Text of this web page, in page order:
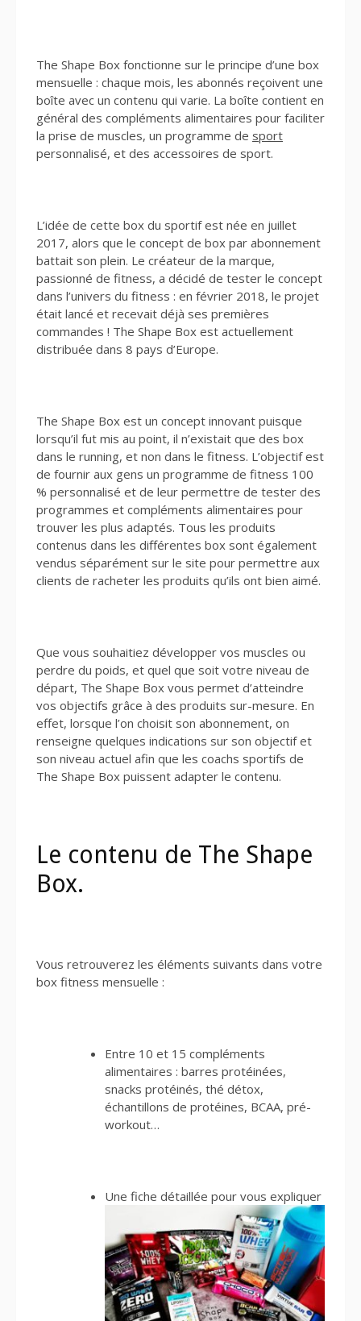
The Shape Box fonctionne sur le principe d’une box
mensuelle : chaque mois, les abonnés reçoivent une
boîte avec un contenu qui varie. La boîte contient en
général des compléments alimentaires pour faciliter
la prise de muscles, un programme de sport
personnalisé, et des accessoires de sport.
L’idée de cette box du sportif est née en juillet
2017, alors que le concept de box par abonnement
battait son plein. Le créateur de la marque,
passionné de fitness, a décidé de tester le concept
dans l’univers du fitness : en février 2018, le projet
était lancé et recevait déjà ses premières
commandes ! The Shape Box est actuellement
distribuée dans 8 pays d’Europe.
The Shape Box est un concept innovant puisque
lorsqu’il fut mis au point, il n’existait que des box
dans le running, et non dans le fitness. L’objectif est
de fournir aux gens un programme de fitness 100
% personnalisé et de leur permettre de tester des
programmes et compléments alimentaires pour
trouver les plus adaptés. Tous les produits
contenus dans les différentes box sont également
vendus séparément sur le site pour permettre aux
clients de racheter les produits qu’ils ont bien aimé.
Que vous souhaitiez développer vos muscles ou
perdre du poids, et quel que soit votre niveau de
départ, The Shape Box vous permet d’atteindre
vos objectifs grâce à des produits sur-mesure. En
effet, lorsque l’on choisit son abonnement, on
renseigne quelques indications sur son objectif et
son niveau actuel afin que les coachs sportifs de
The Shape Box puissent adapter le contenu.
Le contenu de The Shape
Box.
Vous retrouverez les éléments suivants dans votre
box fitness mensuelle :
Entre 10 et 15 compléments
alimentaires : barres protéinées,
snacks protéinés, thé détox,
échantillons de protéines, BCAA, pré-
workout…
Une fiche détaillée pour vous expliquer